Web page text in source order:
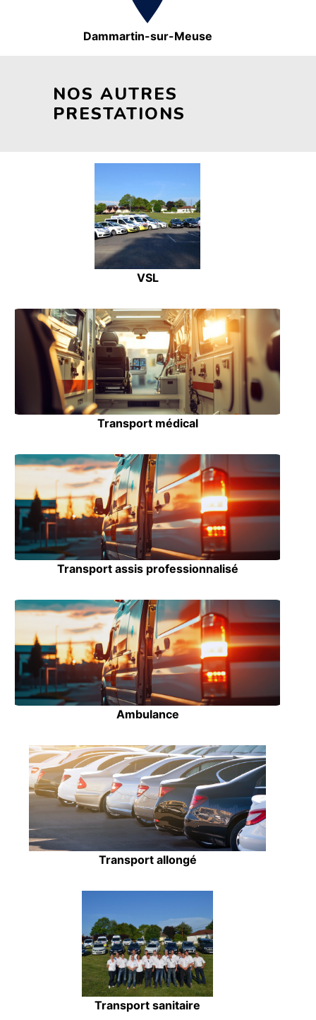
Dammartin-sur-Meuse
NOS AUTRES
PRESTATIONS
VSL
Transport médical
Transport assis professionnalisé
Ambulance
Transport allongé
Transport sanitaire